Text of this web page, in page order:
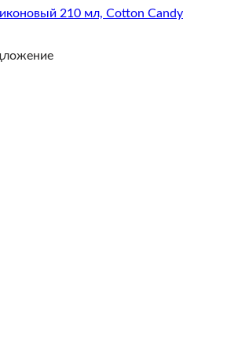
210 мл, Cotton Candy